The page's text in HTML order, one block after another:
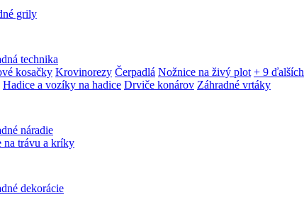
grily
technika
kosačky Krovinorezy Čerpadlá Nožnice na živý plot + 9 ďalších
Hadice a vozíky na hadice Drviče konárov Záhradné vrtáky
náradie
na trávu a kríky
dekorácie